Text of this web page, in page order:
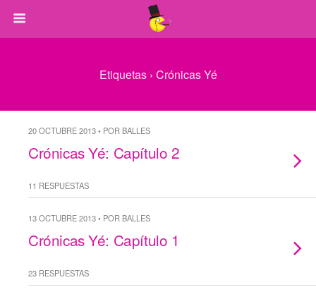
Etiquetas › Crónicas Yé
20 OCTUBRE 2013 • POR BALLES
Crónicas Yé: Capítulo 2
11 RESPUESTAS
13 OCTUBRE 2013 • POR BALLES
Crónicas Yé: Capítulo 1
23 RESPUESTAS